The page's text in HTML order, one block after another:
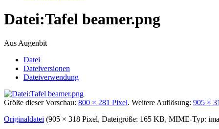
Datei:Tafel beamer.png
Aus Augenbit
Datei
Dateiversionen
Dateiverwendung
Größe dieser Vorschau: 800 × 281 Pixel. Weitere Auflösung: 905 ×
Originaldatei (905 × 318 Pixel, Dateigröße: 165 KB, MIME-Typ: